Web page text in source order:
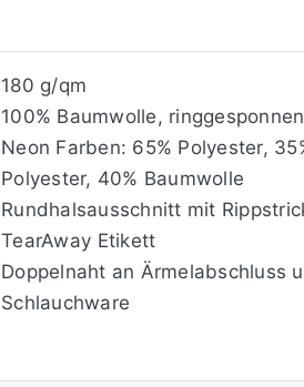
180 g/qm
100% Baumwolle, ringgesponnen
Neon Farben: 65% Polyester,
Polyester, 40% Baumwolle
Rundhalsausschnitt mit
TearAway Etikett
Doppelnaht an Ärmelabschluss
Schlauchware